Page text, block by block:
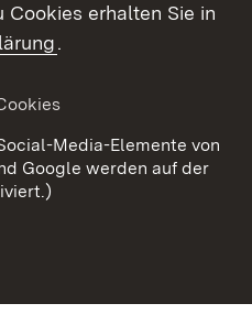
Datenschutz
Cookies
Cookies erhalten Sie in
.
Media-Elemente von
Google werden auf der